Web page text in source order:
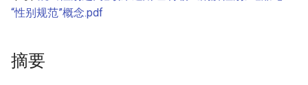
“性别规范”概念.pdf
摘要